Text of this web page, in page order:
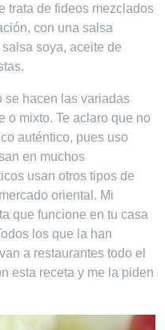
trata de fideos mezclados
con una salsa
soya, aceite de
se hacen las variadas
o mixto. Te aclaro que no
auténtico, pues uso
en muchos
usan otros tipos de
oriental. Mi
que funcione en tu casa
los que la han
a restaurantes todo el
esta receta y me la piden